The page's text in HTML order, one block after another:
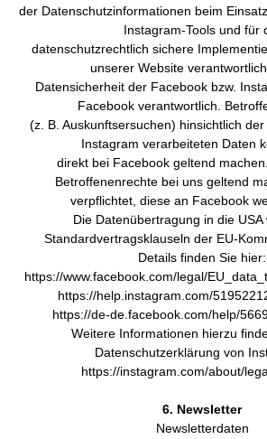
der Datenschutzinformationen beim
Instagram-Tools und für
datenschutzrechtlich sichere
unserer Website
Datensicherheit der Facebook bzw.
Facebook verantwortlich.
(z. B. Auskunftsersuchen) hinsichtlich
Instagram verarbeiteten Daten
direkt bei Facebook geltend
Betroffenenrechte bei uns geltend
verpflichtet, diese an Facebook
Die Datenübertragung in die USA
Standardvertragsklauseln der EU-
Details finden Sie hier:
https://www.facebook.com/legal/
https://help.instagram.com/
https://de-de.facebook.com/help/
Weitere Informationen hierzu
Datenschutzerklärung von
https://instagram.com/about/
6. Newsletter
Newsletterdaten